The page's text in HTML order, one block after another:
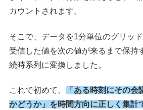
カウントされます。
そこで、データを1分単位のグリッ
受信した値を次の値が来るまで保持
続時系列に変換しました。
これで初めて、
「ある時刻にその
かどうか」を時間方向に正しく集計